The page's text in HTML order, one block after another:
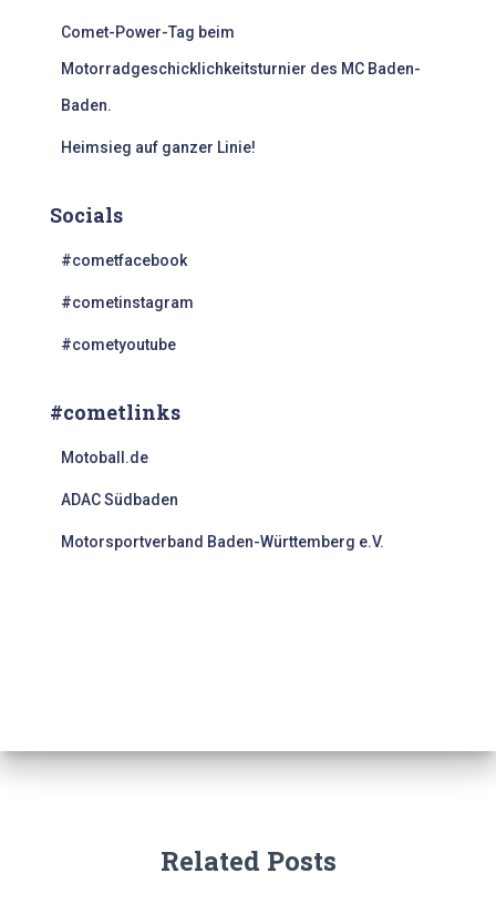
Comet-Power-Tag beim
Motorradgeschicklichkeitsturnier des MC Baden-
Baden.
Heimsieg auf ganzer Linie!
Socials
#cometfacebook
#cometinstagram
#cometyoutube
#cometlinks
Motoball.de
ADAC Südbaden
Motorsportverband Baden-Württemberg e.V.
Related Posts